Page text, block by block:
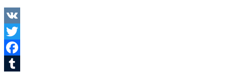
VK
Twitter
Facebook